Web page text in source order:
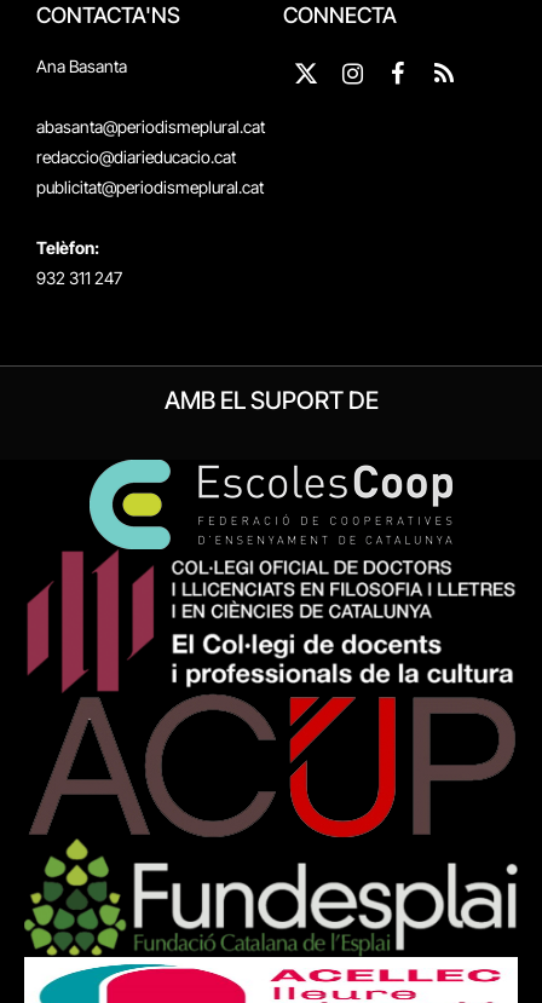
CONTACTA'NS
Ana Basanta
abasanta@periodismeplural.cat
redaccio@diarieducacio.cat
publicitat@periodismeplural.cat
Telèfon:
932 311 247
CONNECTA
X
InstagramFacebook
RSS
AMB EL SUPORT DE